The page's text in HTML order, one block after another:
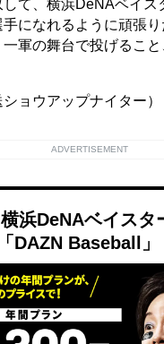
て、横浜DeNAベイス
になれるように頑張
軍の舞台で投げるこ
ショウアップナイター）
ADVERTISEMENT
横浜DeNAベイス
DAZN Baseball」